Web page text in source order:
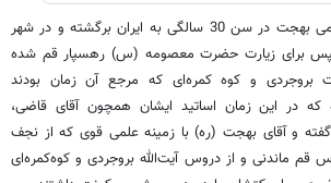
وی ادامه داد: آیت‌الله‌العظمی بهجت در سن 30 سالگی به ایران برگشته و در شهر
برای زیارت حضرت معصومه (س) رهسپار قم شده
بروجردی و کوه کمره‌ای که مرجع آن زمان بودند
که در این زمان اساتید ایشان همچون آقای قاضی،
و آقای بهجت (ره) با زمینه علمی قوی که از نجف
ماندنی و از دروس آیت‌الله بروجردی و کوه‌کمره‌ای